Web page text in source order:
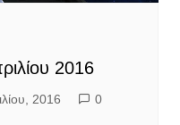
2016
2016 0